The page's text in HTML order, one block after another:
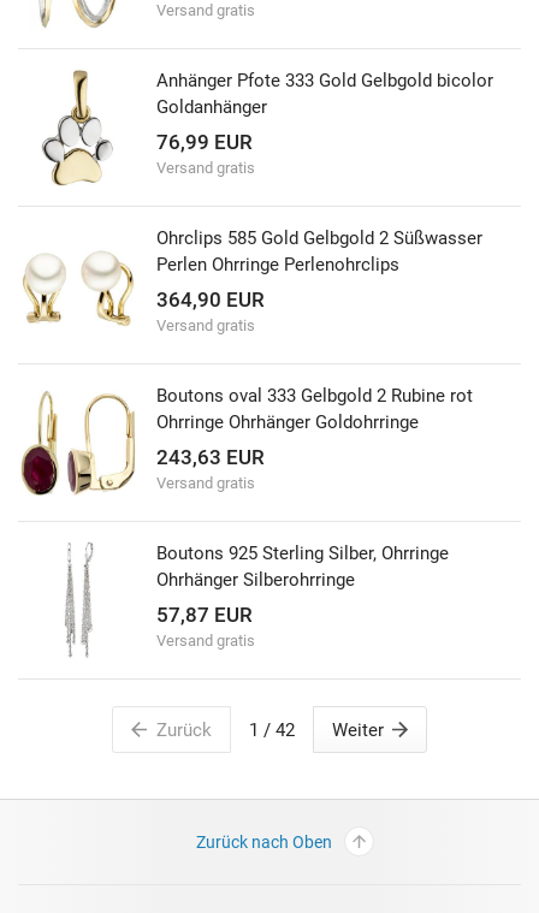
Versand gratis
Anhänger Pfote 333 Gold Gelbgold bicolor
Goldanhänger
76,99 EUR
Versand gratis
Ohrclips 585 Gold Gelbgold 2 Süßwasser
Perlen Ohrringe Perlenohrclips
364,90 EUR
Versand gratis
Boutons oval 333 Gelbgold 2 Rubine rot
Ohrringe Ohrhänger Goldohrringe
243,63 EUR
Versand gratis
Boutons 925 Sterling Silber, Ohrringe
Ohrhänger Silberohrringe
57,87 EUR
Versand gratis
Zurück 1 / 42 Weiter
Zurück nach Oben